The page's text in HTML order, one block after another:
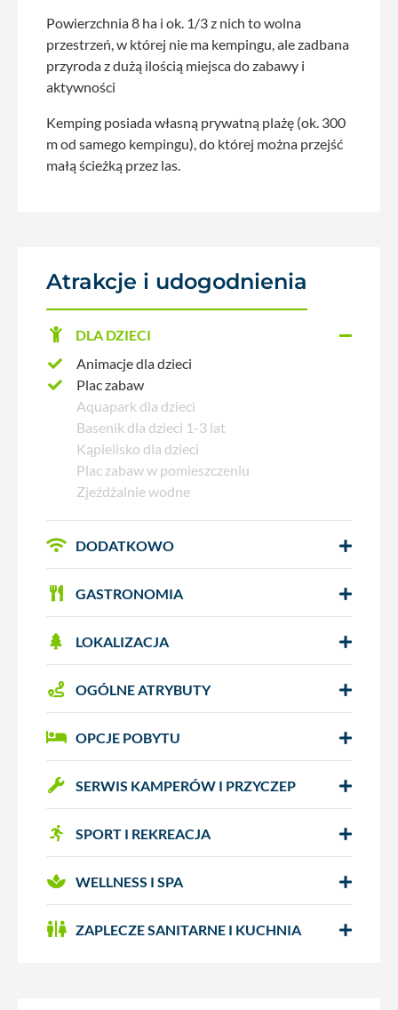
Powierzchnia 8 ha i ok. 1/3 z nich to wolna
przestrzeń, w której nie ma kempingu, ale zadbana
przyroda z dużą ilością miejsca do zabawy i
aktywności
Kemping posiada własną prywatną plażę (ok. 300
m od samego kempingu), do której można przejść
małą ścieżką przez las.
Atrakcje i udogodnienia
DLA DZIECI
Animacje dla dzieci
Plac zabaw
Aquapark dla dzieci
Basenik dla dzieci 1-3 lat
Kąpielisko dla dzieci
Plac zabaw w pomieszczeniu
Zjeżdżalnie wodne
DODATKOWO
GASTRONOMIA
LOKALIZACJA
OGÓLNE ATRYBUTY
OPCJE POBYTU
SERWIS KAMPERÓW I PRZYCZEP
SPORT I REKREACJA
WELLNESS I SPA
ZAPLECZE SANITARNE I KUCHNIA